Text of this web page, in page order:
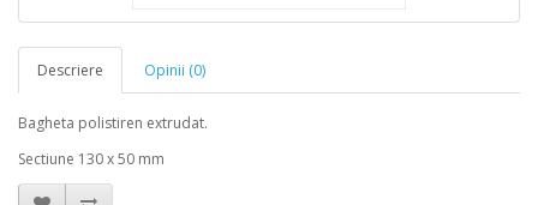
Descriere Opinii (0)
Bagheta polistiren extrudat.
Sectiune 130 x 50 mm